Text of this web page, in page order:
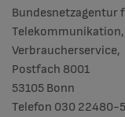
Bundesnetzagentur
Verbraucherservice,
Postfach 8001
53105 Bonn
Telefon 030 22480-